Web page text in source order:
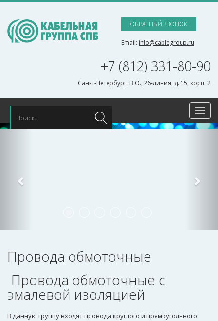
+7 (812) 331-80-90
Санкт-Петербург, В.О., 26-линия, д. 15, корп. 2
ОБРАТНЫЙ ЗВОНОК
Email: info@cablegroup.ru
Провода обмоточные
Провода обмоточные с
эмалевой изоляцией
В данную группу входят провода круглого и прямоугольного